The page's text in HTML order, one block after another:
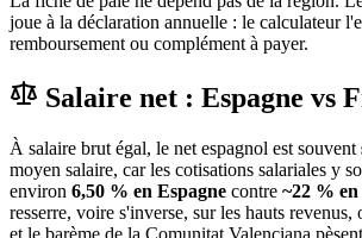
joue à la déclaration annuelle : le calculateur
remboursement ou complément à payer.
Salaire net : Espagne vs
À salaire brut égal, le net espagnol est souvent
moyen salaire, car les cotisations salariales y
environ 6,50 % en Espagne contre ~22 %
resserre, voire s'inverse, sur les hauts
et le barème de la Comunitat Valenciana